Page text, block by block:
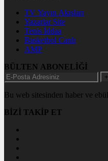
TV Yayın Akışları
Yazarlar Site
Tenis İddaa
Basketbol Canlı
AMP
BÜLTEN ABONELİĞİ
+
Bu web sitesinden haber ve
BİZİ TAKİP ET